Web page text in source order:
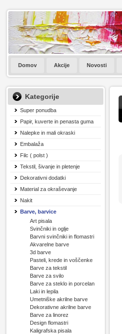
Domov Akcije Novosti
Kategorije
Super ponudba
Papir, kuverte in penasta guma
Nalepke in mali okraski
Embalaža
Filc ( polst )
Tekstil, šivanje in pletenje
Dekorativni dodatki
Material za okraševanje
Nakit
Barve, barvice
Art pisala
Svinčniki in oglje
Barvni svinčniki in flomastri
Akvarelne barve
3d barve
Pasteli, krede in voščenke
Barve za tekstil
Barve za svilo
Barve za steklo in porcelan
Laki in lepila
Umetniške akrilne barve
Dekorativne akrilne barve
Barve za linorez
Design flomastri
Kaligrafska pisala